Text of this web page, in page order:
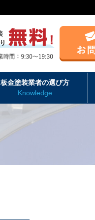
板金塗装業者の選び方
Knowledge